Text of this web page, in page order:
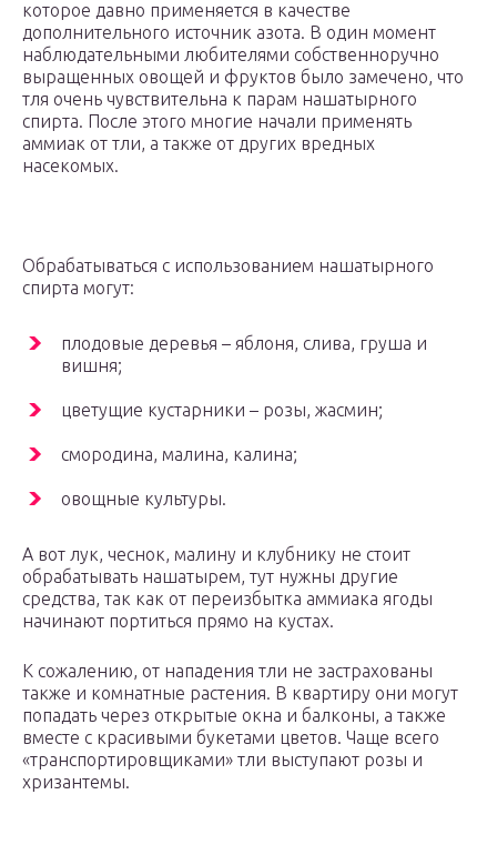
которое давно применяется в качестве
дополнительного источник азота. В один момент
наблюдательными любителями собственноручно
выращенных овощей и фруктов было замечено, что
тля очень чувствительна к парам нашатырного
спирта. После этого многие начали применять
аммиак от тли, а также от других вредных
насекомых.
Обрабатываться с использованием нашатырного
спирта могут:
плодовые деревья – яблоня, слива, груша и
вишня;
цветущие кустарники – розы, жасмин;
смородина, малина, калина;
овощные культуры.
А вот лук, чеснок, малину и клубнику не стоит
обрабатывать нашатырем, тут нужны другие
средства, так как от переизбытка аммиака ягоды
начинают портиться прямо на кустах.
К сожалению, от нападения тли не застрахованы
также и комнатные растения. В квартиру они могут
попадать через открытые окна и балконы, а также
вместе с красивыми букетами цветов. Чаще всего
«транспортировщиками» тли выступают розы и
хризантемы.